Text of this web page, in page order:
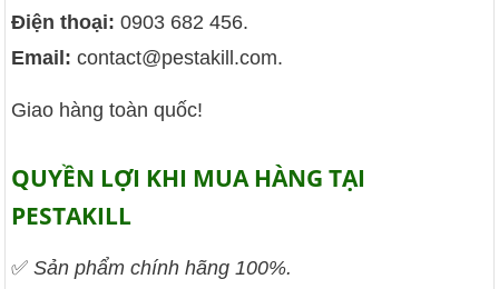
Điện thoại: 0903 682 456.
Email: contact@pestakill.com.
Giao hàng toàn quốc!
QUYỀN LỢI KHI MUA HÀNG TẠI
PESTAKILL
✅ Sản phẩm chính hãng 100%.